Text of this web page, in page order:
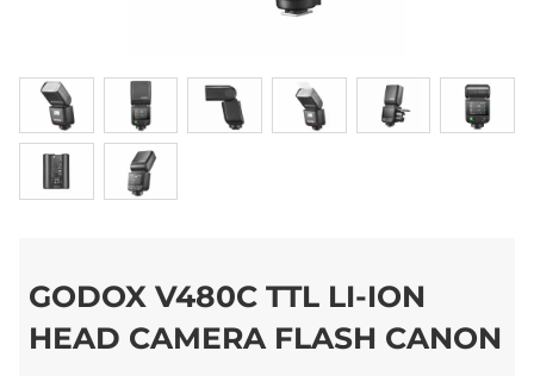
GODOX V480C TTL LI-ION
HEAD CAMERA FLASH CANON